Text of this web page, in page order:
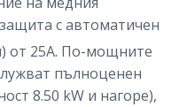
с автоматичен
от 25A. По-мощните
пълноценен
8.50 kW и нагоре),